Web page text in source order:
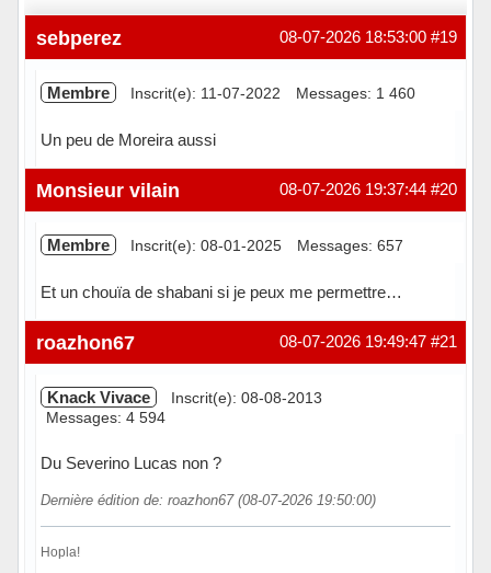
#19
08-07-2026 18:53:00
sebperez
Membre Inscrit(e): 11-07-2022 Messages: 1 460
Un peu de Moreira aussi
Hors ligne #20
08-07-2026 19:37:44
Monsieur vilain
Membre Inscrit(e): 08-01-2025 Messages: 657
Et un chouïa de shabani si je peux me permettre…
Hors ligne #21
08-07-2026 19:49:47
roazhon67
Knack Vivace
Inscrit(e): 08-08-2013
Messages: 4 594
Du Severino Lucas non ?
Dernière édition de: roazhon67 (08-07-2026 19:50:00)
Hopla!